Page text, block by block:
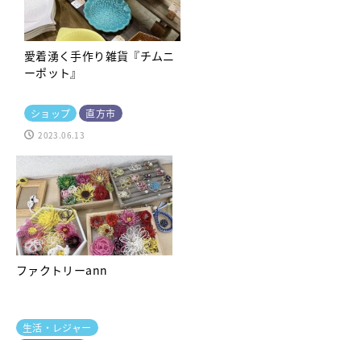
愛着湧く手作り雑貨『チムニ
ーポット』
ショップ 直方市
2023.06.13
ファクトリーann
生活・レジャー